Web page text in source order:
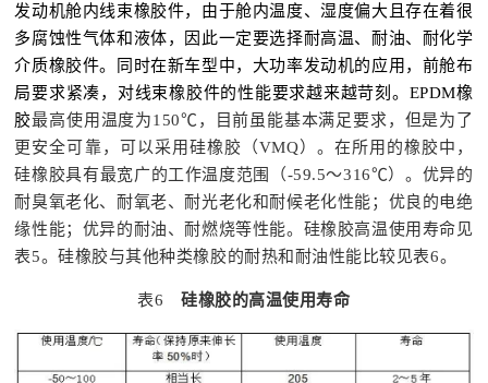
发动机舱内线束橡胶件，由于舱内温度、湿度偏大且存在着很
多腐蚀性气体和液体，因此一定要选择耐高温、耐油、耐化学
介质橡胶件。同时在新车型中，大功率发动机的应用，前舱布
局要求紧凑，对线束橡胶件的性能要求越来越苛刻。EPDM橡
胶最高使用温度为150℃，目前虽能基本满足要求，但是为了
更安全可靠，可以采用硅橡胶（VMQ）。在所用的橡胶中，
硅橡胶具有最宽广的工作温度范围（-59.5～316℃）。优异的
耐臭氧老化、耐氧老、耐光老化和耐候老化性能；优良的电绝
缘性能；优异的耐油、耐燃烧等性能。硅橡胶高温使用寿命见
表5。硅橡胶与其他种类橡胶的耐热和耐油性能比较见表6。
表6硅橡胶的高温使用寿命